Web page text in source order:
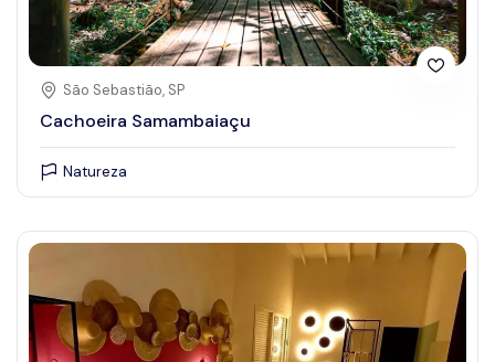
São Sebastião, SP
Cachoeira Samambaiaçu
Natureza